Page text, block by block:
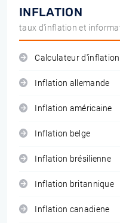
INFLATION
taux d'inflation et
Calculateur d'inflation
Inflation allemande
Inflation américaine
Inflation belge
Inflation brésilienne
Inflation britannique
Inflation canadiene